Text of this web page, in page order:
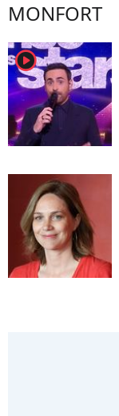
MONFORT
player2